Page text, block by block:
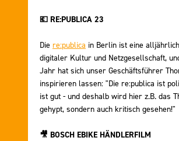
💶 RE:PUBLICA 23
Die re:publica in Berlin ist eine
digitaler Kultur und Netzgesellschaft,
Jahr hat sich unser Geschäftsführer
inspirieren lassen: "Die re:publica ist
ist gut - und deshalb wird hier z.B. das
gehypt, sondern auch kritisch gesehen!"
🎥 BOSCH EBIKE HÄNDLERFILM